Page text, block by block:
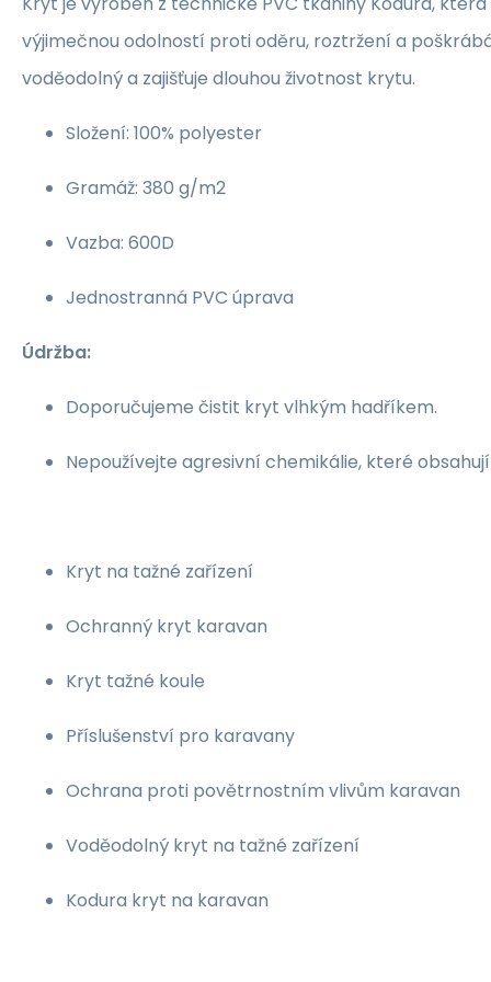
výjimečnou odolností proti oděru, roztržení a
voděodolný a zajišťuje dlouhou životnost krytu.
Složení: 100% polyester
Gramáž: 380 g/m2
Vazba: 600D
Jednostranná PVC úprava
Údržba:
Doporučujeme čistit kryt vlhkým hadříkem.
Nepoužívejte agresivní chemikálie, které
Kryt na tažné zařízení
Ochranný kryt karavan
Kryt tažné koule
Příslušenství pro karavany
Ochrana proti povětrnostním vlivům karavan
Voděodolný kryt na tažné zařízení
Kodura kryt na karavan